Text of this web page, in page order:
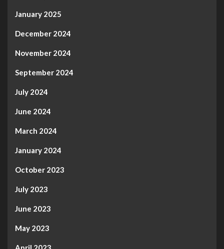
January 2025
December 2024
November 2024
September 2024
July 2024
June 2024
March 2024
January 2024
October 2023
July 2023
June 2023
May 2023